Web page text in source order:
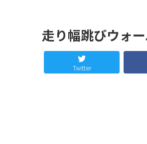
走り幅跳びウォ
Twitter